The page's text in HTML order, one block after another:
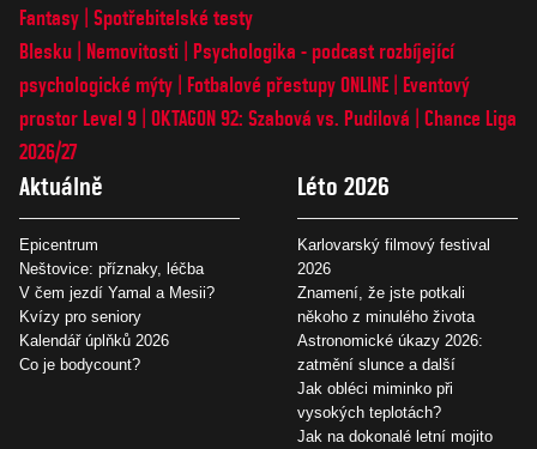
Fantasy Spotřebitelské testy
Blesku
Nemovitosti
Psychologika - podcast rozbíjející
psychologické mýty
Fotbalové přestupy ONLINE
Eventový
prostor Level 9 OKTAGON 92: Szabová vs. Pudilová
Chance Liga
2026/27
Aktuálně
Epicentrum
Neštovice: příznaky, léčba
V čem jezdí Yamal a Mesii?
Kvízy pro seniory
Kalendář úplňků 2026
Co je bodycount?
Léto 2026
Karlovarský filmový festival
2026
Znamení, že jste potkali
někoho z minulého života
Astronomické úkazy 2026:
zatmění slunce a další
Jak obléci miminko při
vysokých teplotách?
Jak na dokonalé letní mojito